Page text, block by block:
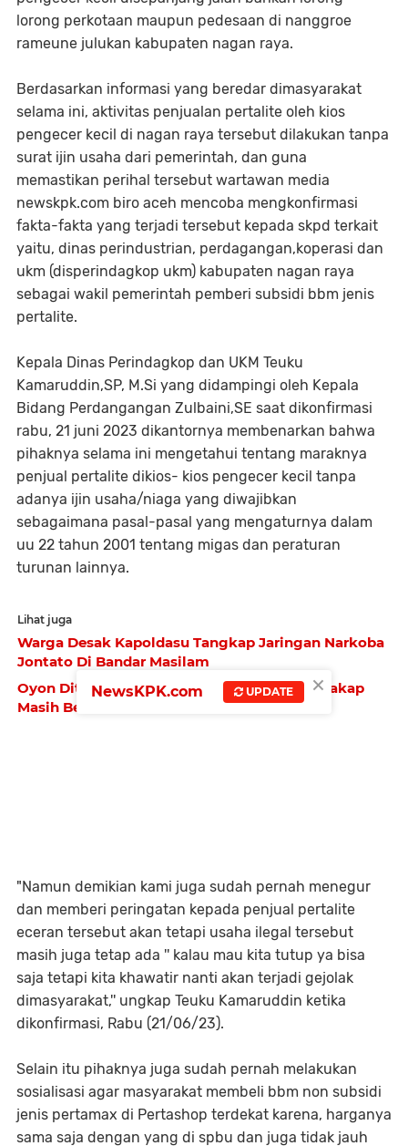
lorong perkotaan maupun pedesaan di nanggroe
rameune julukan kabupaten nagan raya.
Berdasarkan informasi yang beredar dimasyarakat
selama ini, aktivitas penjualan pertalite oleh kios
pengecer kecil di nagan raya tersebut dilakukan tanpa
surat ijin usaha dari pemerintah, dan guna
memastikan perihal tersebut wartawan media
newskpk.com biro aceh mencoba mengkonfirmasi
fakta-fakta yang terjadi tersebut kepada skpd terkait
yaitu, dinas perindustrian, perdagangan,koperasi dan
ukm (disperindagkop ukm) kabupaten nagan raya
sebagai wakil pemerintah pemberi subsidi bbm jenis
pertalite.
Kepala Dinas Perindagkop dan UKM Teuku
Kamaruddin,SP, M.Si yang didampingi oleh Kepala
Bidang Perdangangan Zulbaini,SE saat dikonfirmasi
rabu, 21 juni 2023 dikantornya membenarkan bahwa
pihaknya selama ini mengetahui tentang maraknya
penjual pertalite dikios- kios pengecer kecil tanpa
adanya ijin usaha/niaga yang diwajibkan
sebagaimana pasal-pasal yang mengaturnya dalam
uu 22 tahun 2001 tentang migas dan peraturan
turunan lainnya.
Lihat juga
Warga Desak Kapoldasu Tangkap Jaringan Narkoba
Jontato Di Bandar Masilam
Oyon Ditangkap, Us"Suep Pengedar Kelas Kakap
Masih Bebas
"Namun demikian kami juga sudah pernah menegur
dan memberi peringatan kepada penjual pertalite
eceran tersebut akan tetapi usaha ilegal tersebut
masih juga tetap ada '' kalau mau kita tutup ya bisa
saja tetapi kita khawatir nanti akan terjadi gejolak
dimasyarakat,'' ungkap Teuku Kamaruddin ketika
dikonfirmasi, Rabu (21/06/23).
Selain itu pihaknya juga sudah pernah melakukan
sosialisasi agar masyarakat membeli bbm non subsidi
jenis pertamax di Pertashop terdekat karena, harganya
sama saja dengan yang di spbu dan juga tidak jauh
×
NewsKPK.com UPDATE